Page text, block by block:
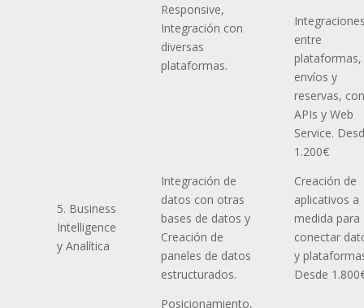
Responsive,
Integración con
diversas
plataformas.
entre
plataformas,
envíos y
reservas, con
APIs y Web
Service.
1.200€
5. Business
Intelligence
y Analítica
Integración de
datos con otras
bases de datos y
Creación de
paneles de datos
estructurados.
Creación de
aplicativos a
medida para
conectar
y
Desde
Posicionamiento,